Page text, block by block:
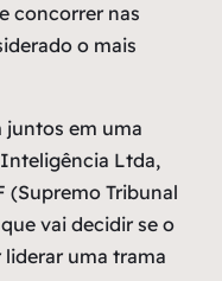
concorrer nas
o mais
juntos em uma
Ltda,
(Supremo Tribunal
vai decidir se o
uma trama